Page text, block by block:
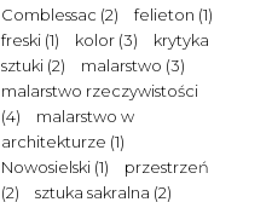
Comblessac (2) felieton (1)
freski (1) kolor (3)
krytyka
sztuki (2) malarstwo (3)
malarstwo rzeczywistości
(4)
malarstwo w
architekturze (1)
Nowosielski (1)
przestrzeń
(2)
sztuka sakralna (2)